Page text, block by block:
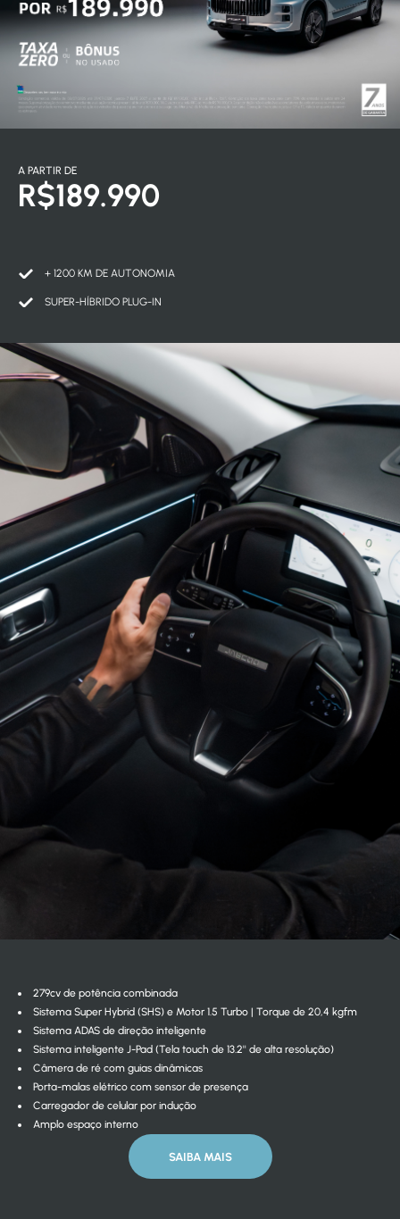
A PARTIR DE
R$189.990
+ 1200 KM DE AUTONOMIA
SUPER-HÍBRIDO PLUG-IN
279cv de potência combinada
Sistema Super Hybrid (SHS) e Motor 1.5 Turbo | Torque de 20,4 kgfm
Sistema ADAS de direção inteligente
Sistema inteligente J-Pad (Tela touch de 13.2'' de alta resolução)
Câmera de ré com guias dinâmicas
Porta-malas elétrico com sensor de presença
Carregador de celular por indução
Amplo espaço interno
SAIBA MAIS